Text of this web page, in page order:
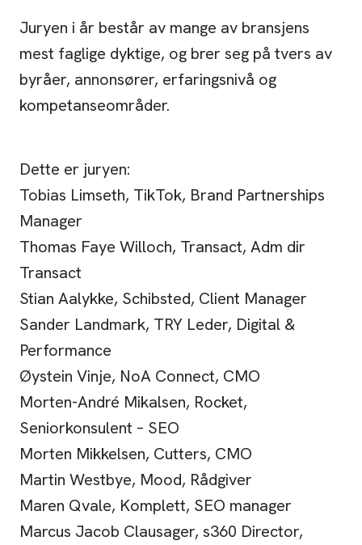
Juryen i år består av mange av bransjens
mest faglige dyktige, og brer seg på tvers av
byråer, annonsører, erfaringsnivå og
kompetanseområder.
Dette er juryen:
Tobias Limseth, TikTok, Brand Partnerships
Manager
Thomas Faye Willoch, Transact, Adm dir
Transact
Stian Aalykke, Schibsted, Client Manager
Sander Landmark, TRY Leder, Digital &
Performance
Øystein Vinje, NoA Connect, CMO
Morten-André Mikalsen, Rocket,
Seniorkonsulent – SEO
Morten Mikkelsen, Cutters, CMO
Martin Westbye, Mood, Rådgiver
Maren Qvale, Komplett, SEO manager
Marcus Jacob Clausager, s360 Director,